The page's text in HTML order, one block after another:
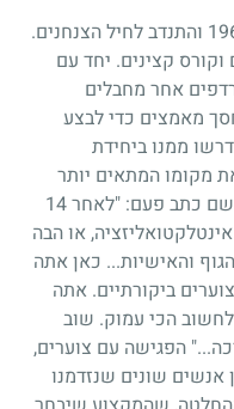
והתנדב לחיל הצנחנים.
קצינים. יחד עם
אחר מחבלים
מאמצים כדי לבצע
ממנו ביחידת
מקומו המתאים יותר
כתב פעם: "לאחר14
או הבה
והאישיות... כאן אתה
ביקורתיים. אתה
הכי עמוק. שוב
..." הפגישה עם צוערים,
שונים שנזדמנו